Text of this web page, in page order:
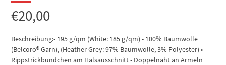
€20,00
Beschreibung:• 195 g/qm (White: 185 g/qm) • 100% Baumwolle
(Belcoro® Garn), (Heather Grey: 97% Baumwolle, 3% Polyester) •
Rippstrickbündchen am Halsausschnitt • Doppelnaht an Ärmeln